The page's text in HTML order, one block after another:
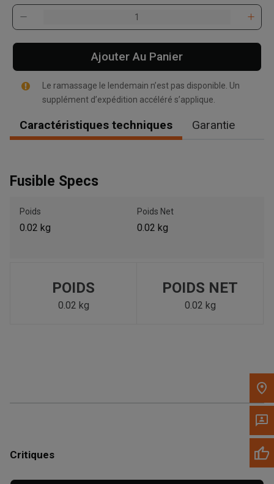
Obtenir une direction
Veuillez mettre à jour le code postal 'Livrer à' dans le volet de
Ajouter Au Panier
Le ramassage le lendemain n’est pas disponible. Un
supplément d’expédition accéléré s’applique.
Caractéristiques techniques Garantie
Fusible Specs
Poids
0.02 kg
Poids Net
0.02 kg
POIDS
0.02 kg
POIDS NET
0.02 kg
Critiques